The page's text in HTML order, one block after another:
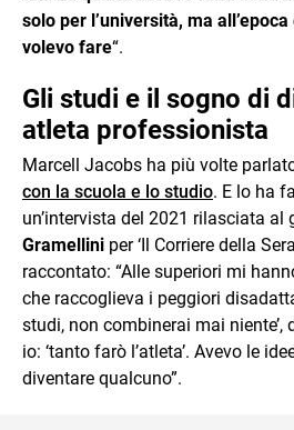
solo per l’università, ma
volevo fare“.
Gli studi e il sogno di
atleta professionista
Marcell Jacobs ha più volte
con la scuola e lo studio. E lo ha
un’intervista del 2021 rilasciata al
Gramellini per ‘Il Corriere della
raccontato: “Alle superiori mi
che raccoglieva i peggiori
studi, non combinerai mai niente’,
io: ‘tanto farò l’atleta’. Avevo le
diventare qualcuno”.